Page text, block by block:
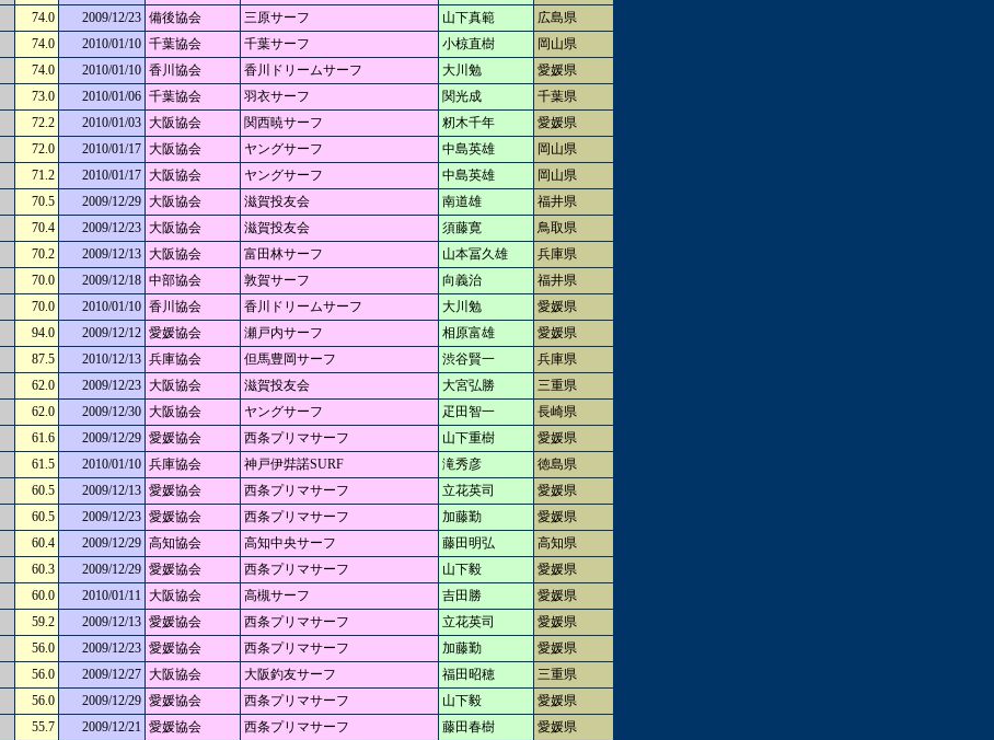
74.0 2009/12/23 備後協会 三原サーフ 山下真範
広島県
74.0 2010/01/10 千葉協会 千葉サーフ 小椋直樹
岡山県
74.0 2010/01/10 香川協会 香川ドリームサーフ 大川勉
愛媛県
73.0 2010/01/06 千葉協会 羽衣サーフ 関光成
千葉県
72.2 2010/01/03 大阪協会 関西暁サーフ 籾木千年
愛媛県
72.0 2010/01/17 大阪協会 ヤングサーフ 中島英雄
岡山県
71.2 2010/01/17 大阪協会 ヤングサーフ 中島英雄
岡山県
70.5 2009/12/29 大阪協会 滋賀投友会 南道雄
福井県
70.4 2009/12/23 大阪協会 滋賀投友会 須藤寛
鳥取県
70.2 2009/12/13 大阪協会 富田林サーフ 山本冨久雄
兵庫県
70.0 2009/12/18 中部協会 敦賀サーフ 向義治
福井県
70.0 2010/01/10 香川協会 香川ドリームサーフ 大川勉
愛媛県
94.0 2009/12/12 愛媛協会 瀬戸内サーフ 相原富雄
愛媛県
87.5 2010/12/13 兵庫協会 但馬豊岡サーフ 渋谷賢一
兵庫県
62.0 2009/12/23 大阪協会 滋賀投友会 大宮弘勝
三重県
62.0 2009/12/30 大阪協会 ヤングサーフ 疋田智一
長崎県
61.6 2009/12/29 愛媛協会 西条プリマサーフ 山下重樹
愛媛県
61.5 2010/01/10 兵庫協会 神戸伊弉諾SURF 滝秀彦
徳島県
60.5 2009/12/13 愛媛協会 西条プリマサーフ 立花英司
愛媛県
60.5 2009/12/23 愛媛協会 西条プリマサーフ 加藤勤
愛媛県
60.4 2009/12/29 高知協会 高知中央サーフ 藤田明弘
高知県
60.3 2009/12/29 愛媛協会 西条プリマサーフ 山下毅
愛媛県
60.0 2010/01/11 大阪協会 高槻サーフ 吉田勝
愛媛県
59.2 2009/12/13 愛媛協会 西条プリマサーフ 立花英司
愛媛県
56.0 2009/12/23 愛媛協会 西条プリマサーフ 加藤勤
愛媛県
56.0 2009/12/27 大阪協会 大阪釣友サーフ 福田昭穂
三重県
56.0 2009/12/29 愛媛協会 西条プリマサーフ 山下毅
愛媛県
55.7 2009/12/21 愛媛協会 西条プリマサーフ 藤田春樹
愛媛県